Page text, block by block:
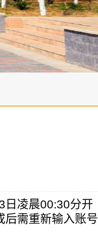
日凌晨00:30分开
后需重新输入账号